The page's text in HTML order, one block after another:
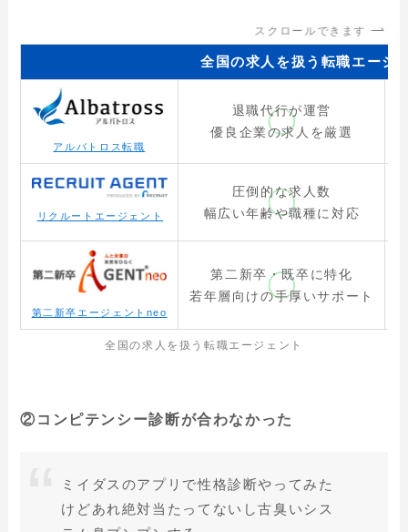
スクロールできます
全国の求人を扱う転職エージ
アルバトロス転職
退職代行が運営
優良企業の求人を厳選
リクルートエージェント
圧倒的な求人数
幅広い年齢や職種に対応
第二新卒エージェントneo
第二新卒・既卒に特化
若年層向けの手厚いサポート
全国の求人を扱う転職エージェント
②コンピテンシー診断が合わなかった
ミイダスのアプリで性格診断やってみた
けどあれ絶対当たってないし古臭いシス